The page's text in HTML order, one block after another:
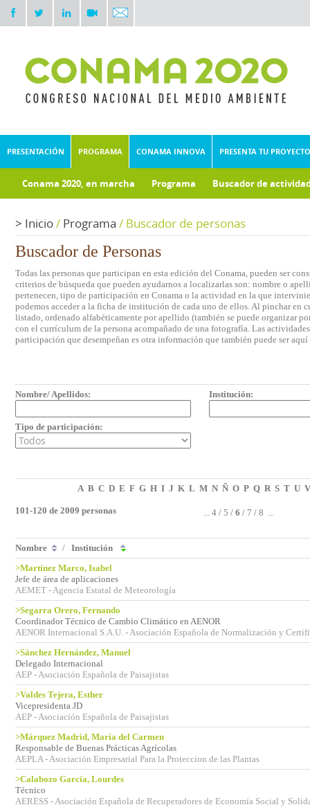
PRESENTACIÓN PROGRAMA CONAMA INNOVA PRESENTA TU PROYECTO
Conama 2020, en marcha Programa Buscador de
> Inicio/ Programa / Buscador de personas
Buscador de Personas
Todas las personas que participan en esta edición del Conama, pueden ser
criterios de búsqueda que pueden ayudarnos a localizarlas son: nombre o
pertenecen, tipo de participación en Conama o la actividad en la que
podemos acceder a la ficha de institución de cada uno de ellos. Al pinchar en
listado, ordenado alfabéticamente por apellido (también se puede organizar
con el currículum de la persona acompañado de una fotografía. Las
participación que desempeñan es otra información que también puede ser
Nombre/ Apellidos: Institución:
Tipo de participación:
A B C D E F G H I J K L M N Ñ O P Q R S T U V
101-120 de 2009 personas ... 4 / 5 / 6 / 7 / 8 ...
Nombre / Institución
>Martínez Marco, Isabel
Jefe de área de aplicaciones
AEMET - Agencia Estatal de Meteorología
>Segarra Orero, Fernando
Coordinador Técnico de Cambio Climático en AENOR
AENOR Internacional S.A.U. - Asociación Española de Normalización y
>Sánchez Hernández, Manuel
Delegado Internacional
AEP - Asociación Española de Paisajistas
>Valdes Tejera, Esther
Vicepresidenta JD
AEP - Asociación Española de Paisajistas
>Márquez Madrid, María del Carmen
Responsable de Buenas Prácticas Agrícolas
AEPLA - Asociación Empresarial Para la Proteccion de las Plantas
>Calabozo García, Lourdes
Técnico
AERESS - Asociación Española de Recuperadores de Economía Social y